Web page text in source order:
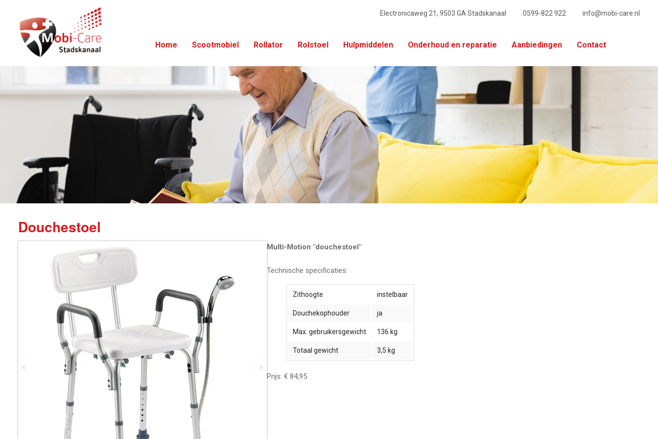
Electronicaweg 21, 9503 GA Stadskanaal 0599-822 922 info@mobi-care.nl
Home Scootmobiel Rollator Rolstoel Hulpmiddelen Onderhoud en reparatie Aanbiedingen Contact
Douchestoel
Multi-Motion "douchestoel"
Technische specificaties:
Zithoogte instelbaar
Douchekophouder ja
Max. gebruikersgewicht 136 kg
Totaal gewicht 3,5 kg
Prijs: € 84,95